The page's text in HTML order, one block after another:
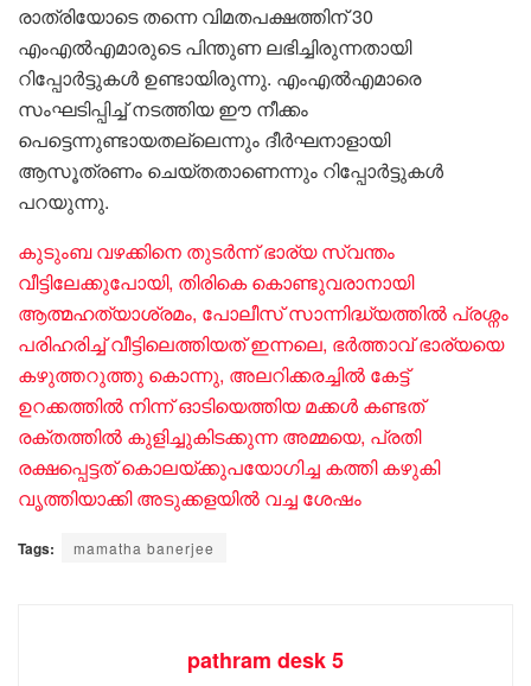
രാത്രിയോടെ തന്നെ വിമതപക്ഷത്തിന് 30
എംഎൽഎമാരുടെ പിന്തുണ ലഭിച്ചിരുന്നതായി
റിപ്പോർട്ടുകൾ ഉണ്ടായിരുന്നു. എംഎൽഎമാരെ
സംഘടിപ്പിച്ച് നടത്തിയ ഈ നീക്കം
പെട്ടെന്നുണ്ടായതല്ലെന്നും ദീർഘനാളായി
ആസൂത്രണം ചെയ്തതാണെന്നും റിപ്പോർട്ടുകൾ
പറയുന്നു.
കുടുംബ വഴക്കിനെ തുടർന്ന് ഭാര്യ സ്വന്തം
വീട്ടിലേക്കുപോയി, തിരികെ കൊണ്ടുവരാനായി
ആത്മഹത്യാശ്രമം, പോലീസ് സാന്നിദ്ധ്യത്തിൽ പ്രശ്നം
പരിഹരിച്ച് വീട്ടിലെത്തിയത് ഇന്നലെ, ഭർത്താവ് ഭാര്യയെ
കഴുത്തറുത്തു കൊന്നു, അലറിക്കരച്ചിൽ കേട്ട്
ഉറക്കത്തിൽ നിന്ന് ഓടിയെത്തിയ മക്കൾ കണ്ടത്
രക്തത്തിൽ കുളിച്ചുകിടക്കുന്ന അമ്മയെ, പ്രതി
രക്ഷപ്പെട്ടത് കൊലയ്ക്കുപയോ​ഗിച്ച കത്തി കഴുകി
വൃത്തിയാക്കി അടുക്കളയിൽ വച്ച ശേഷം
Tags: mamatha banerjee
pathram desk 5